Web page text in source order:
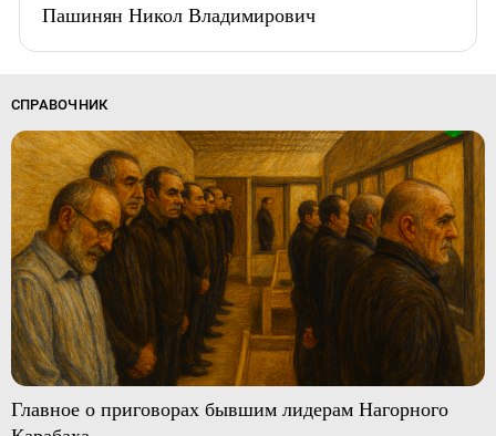
Пашинян Никол Владимирович
СПРАВОЧНИК
Главное о приговорах бывшим лидерам Нагорного